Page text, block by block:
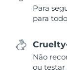
Para
para
Não
ou testar
Singapura
Eslováquia
Eslovênia